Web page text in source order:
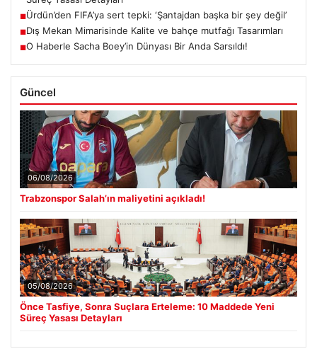
■Ürdün’den FIFA’ya sert tepki: ‘Şantajdan başka bir şey değil’
■Dış Mekan Mimarisinde Kalite ve bahçe mutfağı Tasarımları
■O Haberle Sacha Boey’in Dünyası Bir Anda Sarsıldı!
Güncel
06/08/2026
Trabzonspor Salah’ın maliyetini açıkladı!
05/08/2026
Önce Tasfiye, Sonra Suçlara Erteleme: 10 Maddede Yeni
Süreç Yasası Detayları